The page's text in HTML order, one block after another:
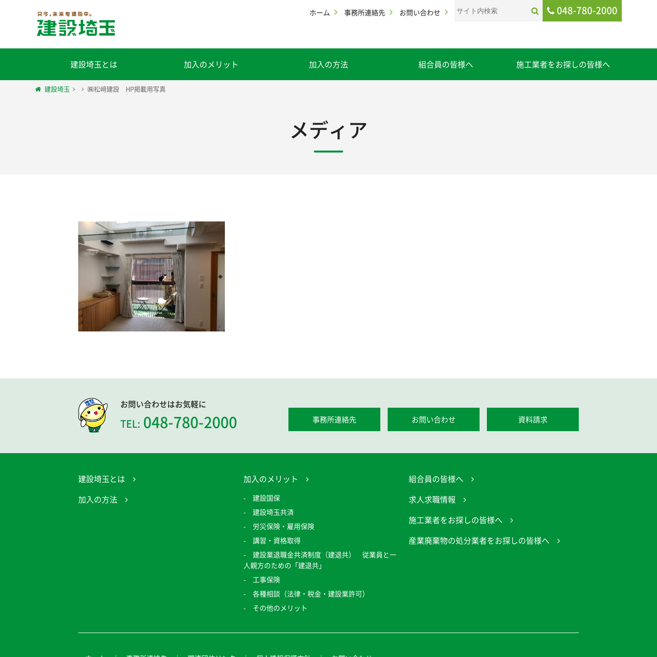
ホーム 事務所連絡先 お問い合わせ 048-780-2000
建設埼玉とは 加入のメリット 加入の方法 組合員の皆様へ 施工業者をお探しの皆様へ
建設埼玉 ㈱松﨑建設 HP掲載用写真
メディア
お問い合わせはお気軽に
TEL: 048-780-2000 事務所連絡先 お問い合わせ 資料請求
建設埼玉とは
加入の方法
加入のメリット
建設国保
建設埼玉共済
労災保険・雇用保険
講習・資格取得
建設業退職金共済制度（建退共） 従業員と一
人親方のための「建退共」
工事保険
各種相談（法律・税金・建設業許可）
その他のメリット
組合員の皆様へ
求人求職情報
施工業者をお探しの皆様へ
産業廃棄物の処分業者をお探しの皆様へ